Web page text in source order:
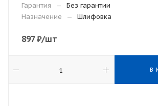
Гарантия
—
Без гарантии
Назначение
— Шлифовка
897₽/шт
В